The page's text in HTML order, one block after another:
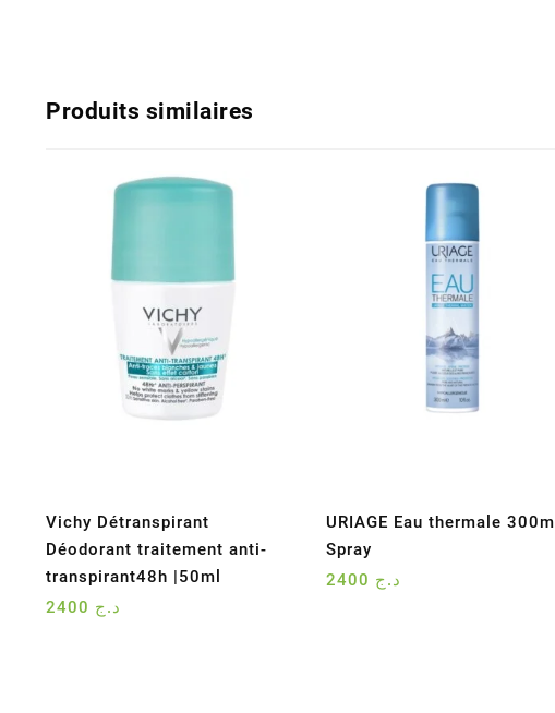
Produits similaires
Vichy Détranspirant
Déodorant traitement anti-
transpirant48h |50ml
د.ج
URIAGE Eau thermale 300ml
Spray
د.ج